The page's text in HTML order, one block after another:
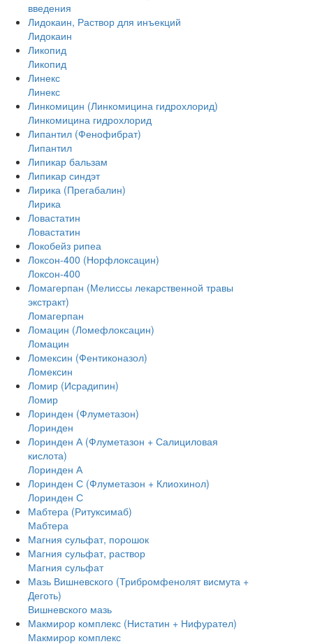
введения
Лидокаин, Раствор для инъекций
Лидокаин
Ликопид
Ликопид
Линекс
Линекс
Линкомицин (Линкомицина гидрохлорид)
Линкомицина гидрохлорид
Липантил (Фенофибрат)
Липантил
Липикар бальзам
Липикар синдэт
Лирика (Прегабалин)
Лирика
Ловастатин
Ловастатин
Локобейз рипеа
Локсон-400 (Норфлоксацин)
Локсон-400
Ломагерпан (Мелиссы лекарственной травы
экстракт)
Ломагерпан
Ломацин (Ломефлоксацин)
Ломацин
Ломексин (Фентиконазол)
Ломексин
Ломир (Исрадипин)
Ломир
Лоринден (Флуметазон)
Лоринден
Лоринден А (Флуметазон + Салициловая
кислота)
Лоринден А
Лоринден С (Флуметазон + Клиохинол)
Лоринден С
Мабтера (Ритуксимаб)
Мабтера
Магния сульфат, порошок
Магния сульфат, раствор
Магния сульфат
Мазь Вишневского (Трибромфенолят висмута +
Деготь)
Вишневского мазь
Макмирор комплекс (Нистатин + Нифурател)
Макмирор комплекс